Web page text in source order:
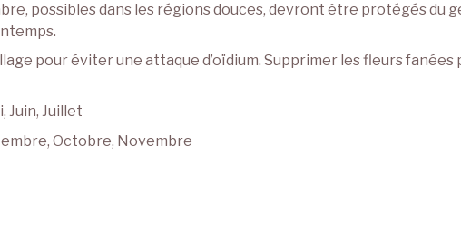
possibles dans les régions douces, devront être protégés du
pour éviter une attaque d’oïdium. Supprimer les fleurs
Juin, Juillet
Octobre, Novembre